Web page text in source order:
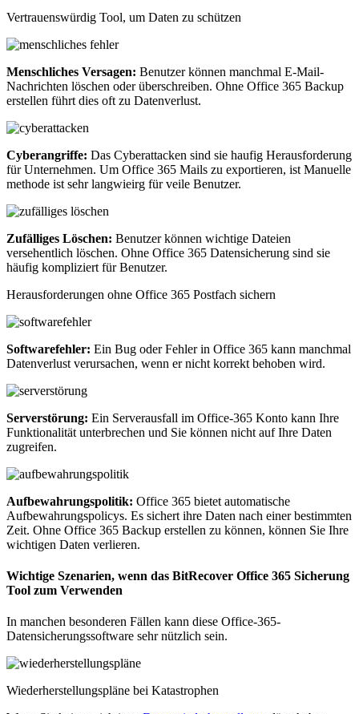
Vertrauenswürdig Tool, um Daten zu schützen
Menschliches Versagen: Benutzer können manchmal E-Mail-
Nachrichten löschen oder überschreiben. Ohne Office 365 Backup
erstellen führt dies oft zu Datenverlust.
Cyberangriffe: Das Cyberattacken sind sie haufig Herausforderung
für Unternehmen. Um Office 365 Mails zu exportieren, ist Manuelle
methode ist sehr langwieirg für veile Benutzer.
Zufälliges Löschen: Benutzer können wichtige Dateien
versehentlich löschen. Ohne Office 365 Datensicherung sind sie
häufig kompliziert für Benutzer.
Herausforderungen ohne Office 365 Postfach sichern
Softwarefehler: Ein Bug oder Fehler in Office 365 kann manchmal
Datenverlust verursachen, wenn er nicht korrekt behoben wird.
Serverstörung: Ein Serverausfall im Office-365 Konto kann Ihre
Funktionalität unterbrechen und Sie können nicht auf Ihre Daten
zugreifen.
Aufbewahrungspolitik: Office 365 bietet automatische
Aufbewahrungspolicys. Es sichert ihre Daten nach einer bestimmten
Zeit. Ohne Office 365 Backup erstellen zu können, können Sie Ihre
wichtigen Daten verlieren.
Wichtige Szenarien, wenn das BitRecover Office 365 Sicherung
Tool zum Verwenden
In manchen besonderen Fällen kann diese Office-365-
Datensicherungssoftware sehr nützlich sein.
Wiederherstellungspläne bei Katastrophen